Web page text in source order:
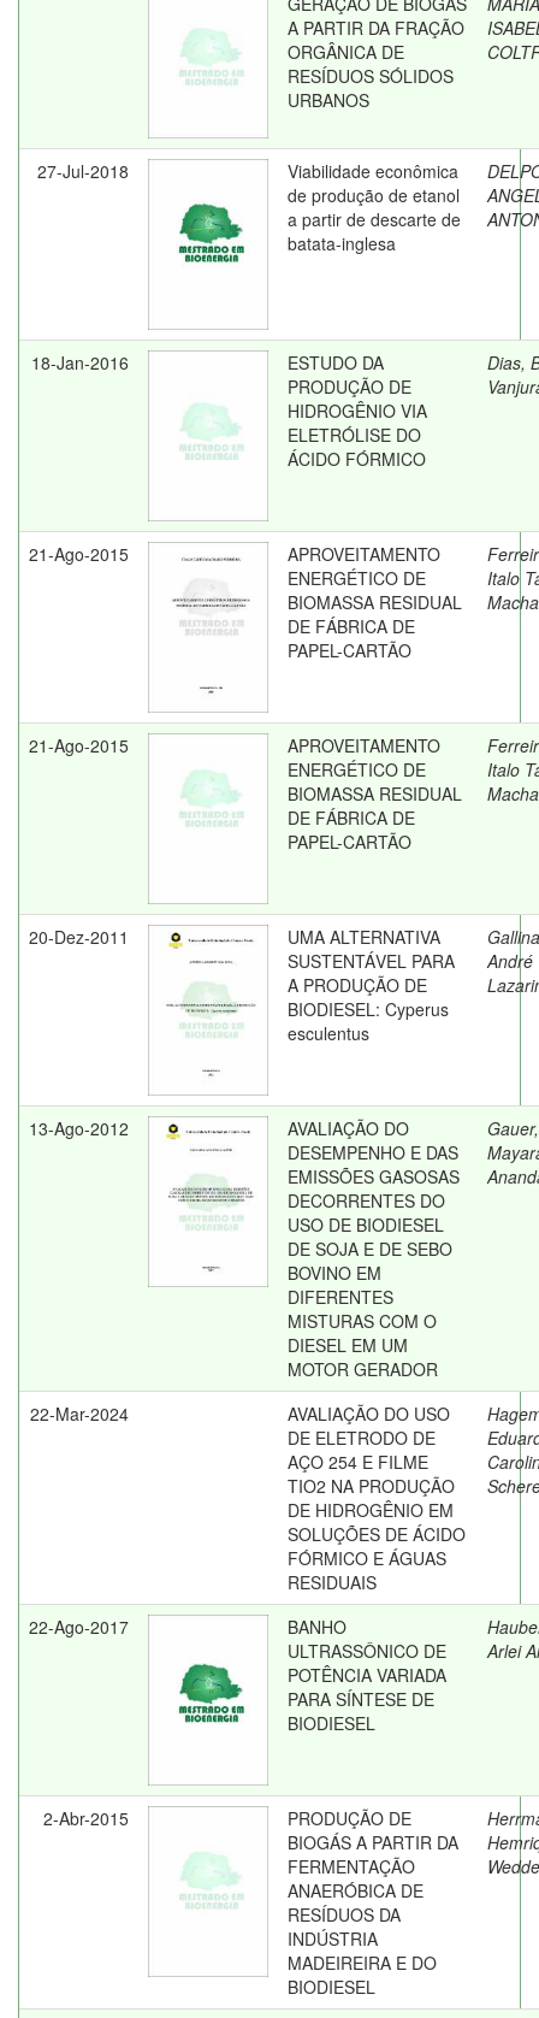
A PARTIR DA FRAÇÃO
ORGÂNICA DE
RESÍDUOS SÓLIDOS
URBANOS
27-Jul-2018
Viabilidade econômica
de produção de etanol
a partir de descarte de
batata-inglesa
18-Jan-2016
ESTUDO DA
PRODUÇÃO DE
HIDROGÊNIO VIA
ELETRÓLISE DO
ÁCIDO FÓRMICO
Dias,
21-Ago-2015
APROVEITAMENTO
ENERGÉTICO DE
BIOMASSA RESIDUAL
DE FÁBRICA DE
PAPEL-CARTÃO
Italo
21-Ago-2015
APROVEITAMENTO
ENERGÉTICO DE
BIOMASSA RESIDUAL
DE FÁBRICA DE
PAPEL-CARTÃO
Italo
20-Dez-2011
UMA ALTERNATIVA
SUSTENTÁVEL PARA
A PRODUÇÃO DE
BIODIESEL: Cyperus
esculentus
André
13-Ago-2012
AVALIAÇÃO DO
DESEMPENHO E DAS
EMISSÕES GASOSAS
DECORRENTES DO
USO DE BIODIESEL
DE SOJA E DE SEBO
BOVINO EM
DIFERENTES
MISTURAS COM O
DIESEL EM UM
MOTOR GERADOR
Gauer,
22-Mar-2024
AVALIAÇÃO DO USO
DE ELETRODO DE
AÇO 254 E FILME
TIO2 NA PRODUÇÃO
DE HIDROGÊNIO EM
SOLUÇÕES DE ÁCIDO
FÓRMICO E ÁGUAS
RESIDUAIS
22-Ago-2017
BANHO
ULTRASSÔNICO DE
POTÊNCIA VARIADA
PARA SÍNTESE DE
BIODIESEL
Arlei
2-Abr-2015
PRODUÇÃO DE
BIOGÁS A PARTIR DA
FERMENTAÇÃO
ANAERÓBICA DE
RESÍDUOS DA
INDÚSTRIA
MADEIREIRA E DO
BIODIESEL